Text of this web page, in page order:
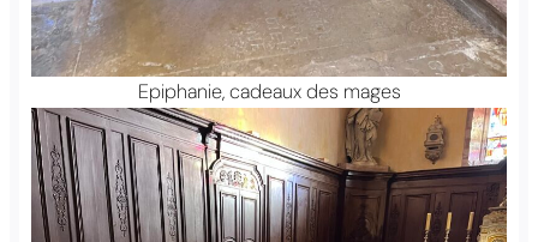
Epiphanie, cadeaux des mages